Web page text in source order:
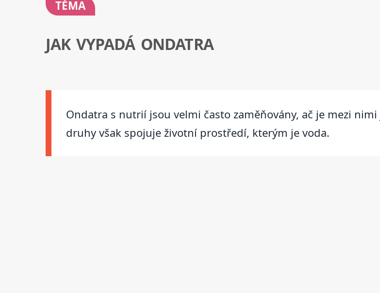
TÉMA
JAK VYPADÁ ONDATRA
Ondatra s nutrií jsou velmi často zaměňovány, ač je mezi
druhy však spojuje životní prostředí, kterým je voda.